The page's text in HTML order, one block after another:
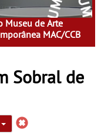
Museu de Arte
MAC/CCB
Sobral de